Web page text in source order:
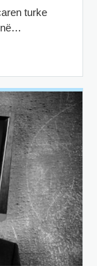
turke
në…